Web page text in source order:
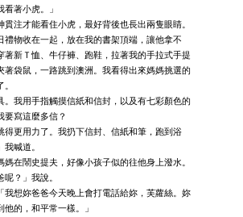
著小虎。」
注才能看住小虎，最好背後也長出兩隻眼睛。
物收在一起，放在我的書架頂端，讓他拿不
著新Ｔ恤、牛仔褲、跑鞋，拉著我的手拉式手提
著袋鼠，一路跳到澳洲。我看得出來媽媽挑選的
我用手指觸摸信紙和信封，以及有七彩顏色的
要寫這麼多信？
更用力了。我扔下信封、信紙和筆，跑到浴
喊道。
在鬧史提夫，好像小孩子似的往他身上潑水。
？」我說。
想妳爸爸今天晚上會打電話給妳，芙蘿絲。妳
的，和平常一樣。」